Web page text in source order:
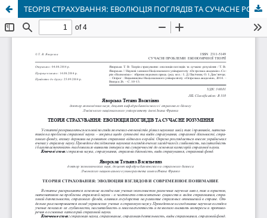
ТЕОРІЯ СТРАХУВАННЯ: ЕВОЛЮЦІЯ ПОГЛЯДІВ ТА СУЧАСНЕ РОЗУМІННЯ